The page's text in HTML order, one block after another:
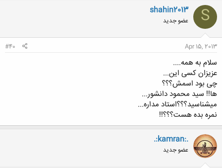
S
shahin2013
عضو جدید
Apr 15, 2013
#40
سلام به همه....
عزیزان کسی این...
چی بود اسمش؟؟؟
ها!! سید محمود دانشور...
میشناسید؟؟؟استاد مداره...
نمره بده هست؟؟؟!!
.:kamran:.
عضو جدید